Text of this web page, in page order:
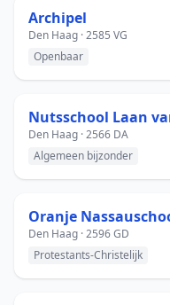
Archipel
Den Haag · 2585 VG
Openbaar
Nutsschool Laan
Den Haag · 2566 DA
Algemeen bijzonder
Oranje
Den Haag · 2596 GD
Protestants-Christelijk